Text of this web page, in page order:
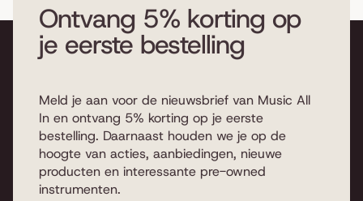
Ontvang 5% korting op
je eerste bestelling
Meld je aan voor de nieuwsbrief van Music All
In en ontvang 5% korting op je eerste
bestelling. Daarnaast houden we je op de
hoogte van acties, aanbiedingen, nieuwe
producten en interessante pre-owned
instrumenten.